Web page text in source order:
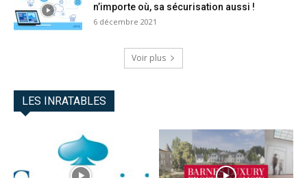
n’importe où, sa sécurisation aussi !
6 décembre 2021
Voir plus
LES INRATABLES